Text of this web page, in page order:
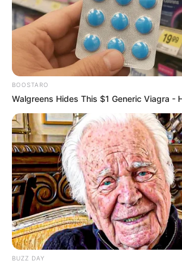
Premiery na polskim Netfliksie i
seriale Netfliksa w 4K
Głośnych premier próżno szukać w
naNetfliksie, gdzie zoryginalnych
jedynie takie tytuły jak: „Spectros”, „
BOOSTARO
Walgreens Hides This $1 Generic Viagra -
BUZZ DAY